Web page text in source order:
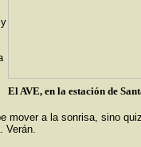
El AVE, en la estación de
mover a la sonrisa, sino
Verán.